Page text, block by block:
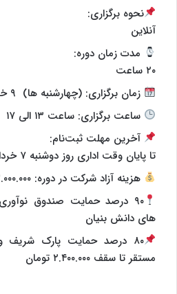
نحوه برگزاری:
آنلاین
مدت زمان دوره:
۲۰ ساعت
زمان برگزاری: (چهارشنبه ها) ۹ خرداد تا ۶ تیر ۱۴۰۳
ساعت برگزاری: ساعت ۱۳ الی ۱۷
آخرین‌ مهلت ثبت‌نام:
تا پایان وقت اداری روز دوشنبه ۷ خردادماه ۱۴۰۳
هزینه آزاد شرکت در دوره: ۳.۰۰۰.۰۰۰ تومان
۹۰ درصد حمایت صندوق
های دانش بنیان
۸۰ درصد حمایت پارک شریف
مستقر تا سقف ۲.۴۰۰.۰۰۰ تومان